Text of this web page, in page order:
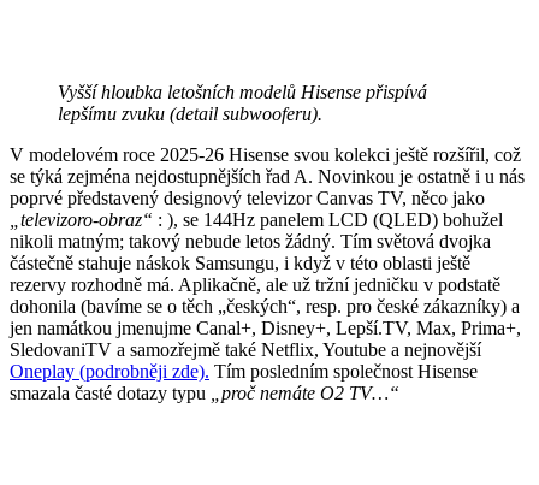
Vyšší hloubka letošních modelů Hisense přispívá
lepšímu zvuku (detail subwooferu).
V modelovém roce 2025-26 Hisense svou kolekci ještě rozšířil, což
se týká zejména nejdostupnějších řad A. Novinkou je ostatně i u nás
poprvé představený designový televizor Canvas TV, něco jako
„televizoro-obraz“ : ), se 144Hz panelem LCD (QLED) bohužel
nikoli matným; takový nebude letos žádný. Tím světová dvojka
částečně stahuje náskok Samsungu, i když v této oblasti ještě
rezervy rozhodně má. Aplikačně, ale už tržní jedničku v podstatě
dohonila (bavíme se o těch „českých“, resp. pro české zákazníky) a
jen namátkou jmenujme Canal+, Disney+, Lepší.TV, Max, Prima+,
SledovaniTV a samozřejmě také Netflix, Youtube a nejnovější
Oneplay (podrobněji zde). Tím posledním společnost Hisense
smazala časté dotazy typu
„proč nemáte O2 TV…“